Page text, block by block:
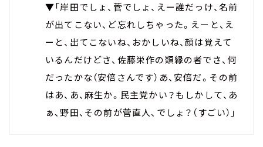
▼「岸田でしょ、菅でしょ、えー誰だっけ、名前
が出てこない、ど忘れしちゃった。えーと、え
ーと、出てこないね、おかしいね、顔は覚えて
いるんだけどさ、佐藤栄作の類縁の者でさ、何
だったかな（安倍さんです）あ、安倍だ。その前
はあ、あ、麻生か。民主党かい？もしかして、あ
ぁ、野田、その前が菅直人、でしょ？（すごい）」